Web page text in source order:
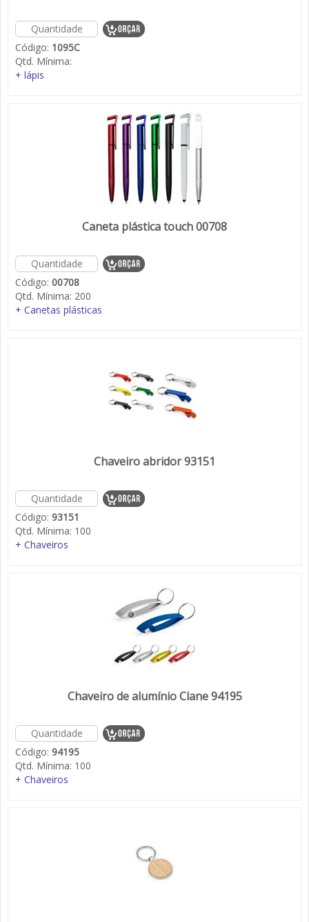
Código: 1095C
Qtd. Mínima:
+ lápis
Caneta plástica touch 00708
Código: 00708
Qtd. Mínima: 200
+ Canetas plásticas
Chaveiro abridor 93151
Código: 93151
Qtd. Mínima: 100
+ Chaveiros
Chaveiro de alumínio Clane 94195
Código: 94195
Qtd. Mínima: 100
+ Chaveiros